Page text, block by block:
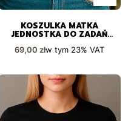
KOSZULKA MATKA
JEDNOSTKA DO ZADAŃ
BOHATERÓW
Cena brutto
69,00 złw tym 23% VAT